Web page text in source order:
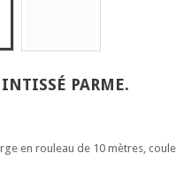
PARME.
en rouleau de 10 mètres,